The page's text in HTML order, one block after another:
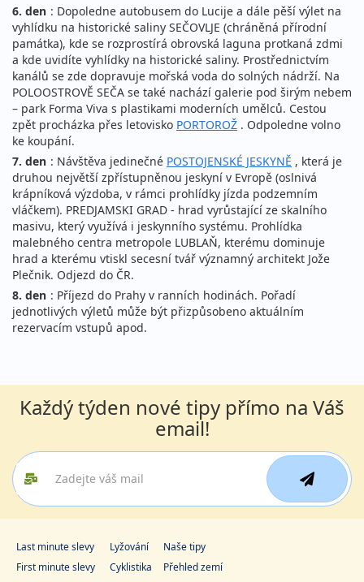
6. den : Dopoledne autobusem do Lucije a dále pěší výlet na
vyhlídku na historické saliny SEČOVLJE (chráněná přírodní
památka), kde se rozprostírá obrovská laguna protkaná zdmi
a kde uvidíte vyhlídky na historické saliny. Prostřednictvím
kanálů se zde dopravuje mořská voda do solných nádrží. Na
POLOOSTROVĚ SEČA se také nachází galerie pod širým nebem
– park Forma Viva s plastikami moderních umělců. Cestou
zpět procházka přes letovisko PORTOROŽ . Odpoledne volno
ke koupání.
7. den : Návštěva jedinečné POSTOJENSKÉ JESKYNĚ , která je
druhou největší zpřístupněnou jeskyní v Evropě (oslnivá
krápníková výzdoba, v rámci prohlídky jízda podzemním
vláčkem). PREDJAMSKI GRAD - hrad vyrůstající ze skalního
masivu, který využívá i jeskynního systému. Prohlídka
malebného centra metropole LUBLAŇ, kterému dominuje
hrad a kterému vtiskl secesní tvář významný architekt Jože
Plečnik. Odjezd do ČR.
8. den : Příjezd do Prahy v ranních hodinách. Pořadí
jednotlivých výletů může být přizpůsobeno aktuálním
rezervacím vstupů apod.
Každý týden nové tipy přímo na Váš
email!
Last minute slevy
First minute slevy
Lyžování
Cyklistika
Naše tipy
Přehled zemí